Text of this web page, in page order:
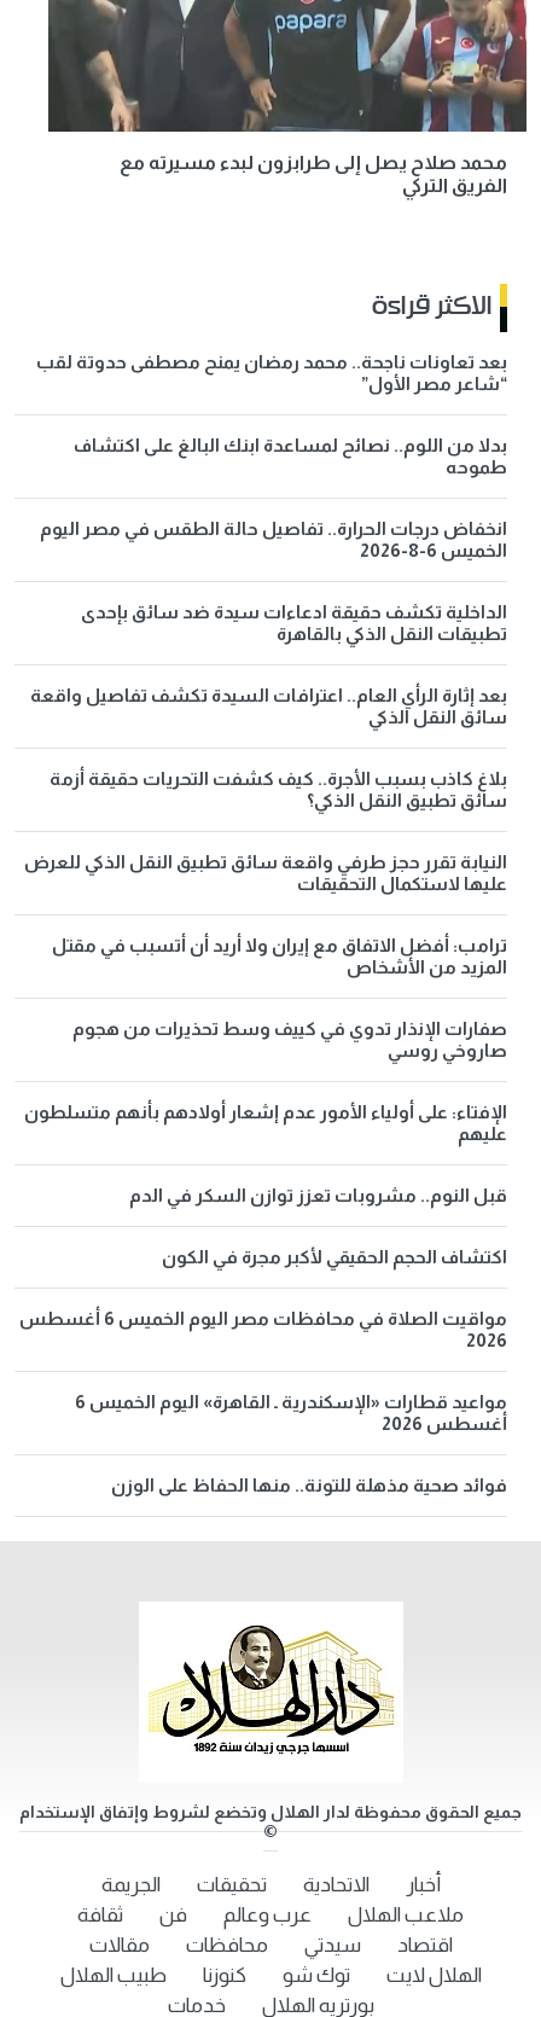
محمد صلاح يصل إلى طرابزون لبدء مسيرته مع
الفريق التركي
الاكثر قراءة
بعد تعاونات ناجحة.. محمد رمضان يمنح مصطفى حدوتة لقب
“شاعر مصر الأول”
بدلا من اللوم.. نصائح لمساعدة ابنك البالغ على اكتشاف
طموحه
انخفاض درجات الحرارة.. تفاصيل حالة الطقس في مصر اليوم
الخميس 6-8-2026
الداخلية تكشف حقيقة ادعاءات سيدة ضد سائق بإحدى
تطبيقات النقل الذكي بالقاهرة
بعد إثارة الرأي العام.. اعترافات السيدة تكشف تفاصيل واقعة
سائق النقل الذكي
بلاغ كاذب بسبب الأجرة.. كيف كشفت التحريات حقيقة أزمة
سائق تطبيق النقل الذكي؟
النيابة تقرر حجز طرفي واقعة سائق تطبيق النقل الذكي للعرض
عليها لاستكمال التحقيقات
ترامب: أفضل الاتفاق مع إيران ولا أريد أن أتسبب في مقتل
المزيد من الأشخاص
صفارات الإنذار تدوي في كييف وسط تحذيرات من هجوم
صاروخي روسي
الإفتاء: على أولياء الأمور عدم إشعار أولادهم بأنهم متسلطون
عليهم
قبل النوم.. مشروبات تعزز توازن السكر في الدم
اكتشاف الحجم الحقيقي لأكبر مجرة في الكون
مواقيت الصلاة في محافظات مصر اليوم الخميس 6 أغسطس
2026
مواعيد قطارات «الإسكندرية ـ القاهرة» اليوم الخميس 6
أغسطس 2026
فوائد صحية مذهلة للتونة.. منها الحفاظ على الوزن
جميع الحقوق محفوظة لدار الهلال وتخضع لشروط وإتفاق الإستخدام
©
أخبار الاتحادية تحقيقات
الجريمة
ملاعب الهلال
عرب وعالم فن
ثقافة
اقتصاد
سيدتي محافظات
مقالات
الهلال لايت
توك شو كنوزنا
طبيب الهلال
بورتريه الهلال
خدمات